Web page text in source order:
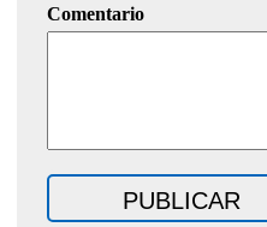
Comentario